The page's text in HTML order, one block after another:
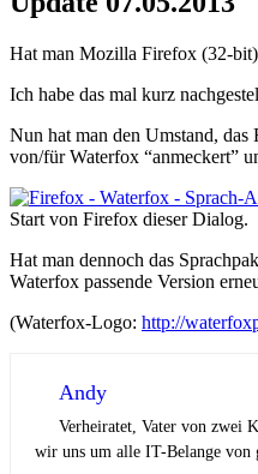
Hat man Mozilla Firefox (32-
Ich habe das mal kurz
Nun hat man den Umstand,
von/für Waterfox “anmeckert”
Start von Firefox dieser Dialog.
Hat man dennoch das
Waterfox passende Version
(Waterfox-Logo: http://
Andy
Verheiratet, Vater von zwei
wir uns um alle IT-Belange von